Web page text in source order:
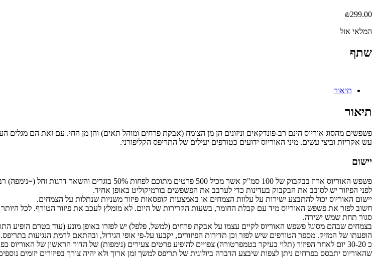
₪299.00
המלאי אזל
שתף
תיאור
תיאור
פשפשים מהסוג אוריוס הינם רב-פונדקאים וניזונים הן מן הצומח (אבקת פרחים ומוהל תאים) והן מן החי. עם זאת הם מגלים
עש אקריות וביצי עשים. מיני האוריוס ידועים כטורפים יעילים של התריפס הקליפורני.
יישום
פשפש האוריוס ארוז בבקבוק של 100 סמ"ק אשר מכיל 500 פרטים מתוכם לפחות 50% בוגרים והשאר דרגות זחל (=נימפה) רביעית וחמישית. הפשפשים מעורבבים בנשא אינרטי, ורמיקוליט.
לפני הפיזור יש לסובב את הבקבוק בעדינות כדי לערבב את הפשפשים בורמיקוליט באופן אחיד.
יישום האוריוס יכול להתבצע ישירות על עלוות הצמחים או באמצעות קופסאות פיזור משניות שנתלות על הצמחים.
סגור תחת שמש ישירה.
בצמחים שבהם מסוגל פשפש האוריוס לקיים עצמו על אבקת פרחים (למשל, פלפל) יש לפזרו באופן מונע (עוד בטרם הופיע
הופעתו של המזיק. מספר הטורפים שיש לפזר וכן תדירות הפיזורים, יקבעו על-פי אופי הגידול, ובהתאם לרמת הנגיעות בתריפס.
כ 30-20 יום לאחר הפיזור (תלוי בעיקר בטמפרטורה) צפויים להופיע פרטים צעירים (נימפות) של הדור הראשון של
שהאוריוס יתבסס בפרחים ניתן לצפות שיבצע הדברה ביולוגית של תריפס למשך זמן ארוך ולא יהיה צורך בפיזורים יזומים